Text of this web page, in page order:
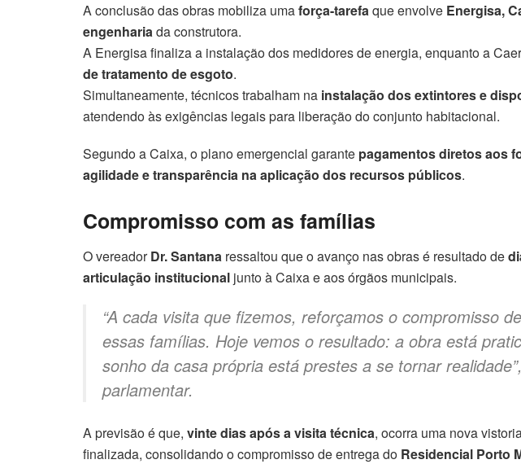
A conclusão das obras mobiliza umaforça-tarefaque envolve Energisa,
engenhariada construtora.
A Energisa finaliza a instalação dos medidores de energia, enquanto a
de tratamento de esgoto.
Simultaneamente, técnicos trabalham na instalação dos extintores e
atendendo às exigências legais para liberação do conjunto habitacional.
Segundo a Caixa, o plano emergencial garante pagamentos diretos aos
agilidade e transparência na aplicação dos recursos públicos.
Compromisso com as famílias
O vereadorDr. Santana ressaltou que o avanço nas obras é resultado de
articulação institucional junto à Caixa e aos órgãos municipais.
“A cada visita que fizemos, reforçamos o compromisso
essas famílias. Hoje vemos o resultado: a obra está
sonho da casa própria está prestes a se tornar
parlamentar.
A previsão é que, vinte dias após a visita técnica, ocorra uma nova
finalizada, consolidando o compromisso de entrega do Residencial Porto